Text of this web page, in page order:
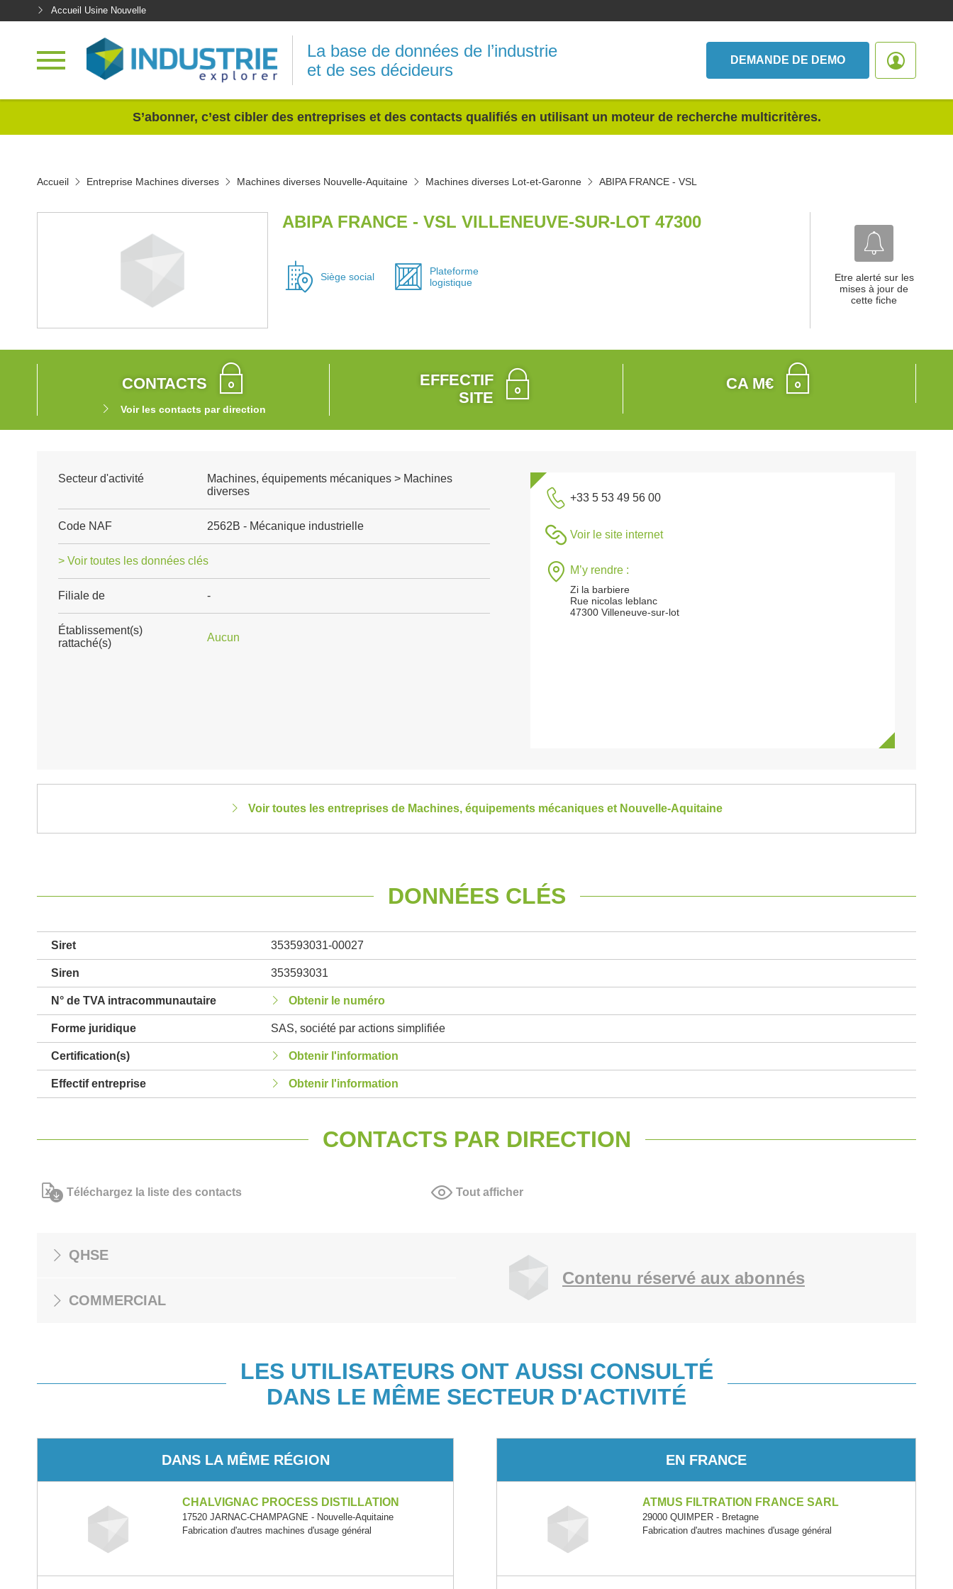
Accueil Usine Nouvelle
La base de données de l’industrie
et de ses décideurs
DEMANDE DE DEMO
S’abonner, c’est cibler des entreprises et des contacts qualifiés en utilisant un moteur de recherche multicritères.
Accueil Entreprise Machines diverses Machines diverses Nouvelle-Aquitaine Machines diverses Lot-et-Garonne ABIPA FRANCE - VSL
ABIPA FRANCE - VSL VILLENEUVE-SUR-LOT 47300
Siège social
Plateforme
logistique
Etre alerté sur les
mises à jour de
cette fiche
CONTACTS
Voir les contacts par direction
EFFECTIF
SITE
CA M€
Secteur d'activité
Machines, équipements mécaniques > Machines
diverses
Code NAF 2562B - Mécanique industrielle
> Voir toutes les données clés
Filiale de -
Établissement(s)
rattaché(s)
Aucun
+33 5 53 49 56 00
Voir le site internet
M’y rendre :
Zi la barbiere
Rue nicolas leblanc
47300 Villeneuve-sur-lot
Voir toutes les entreprises de Machines, équipements mécaniques et Nouvelle-Aquitaine
DONNÉES CLÉS
Siret 353593031-00027
Siren 353593031
N° de TVA intracommunautaire Obtenir le numéro
Forme juridique SAS, société par actions simplifiée
Certification(s) Obtenir l'information
Effectif entreprise Obtenir l'information
CONTACTS PAR DIRECTION
Téléchargez la liste des contacts Tout afficher
QHSE
COMMERCIAL
Contenu réservé aux abonnés
LES UTILISATEURS ONT AUSSI CONSULTÉ
DANS LE MÊME SECTEUR D'ACTIVITÉ
DANS LA MÊME RÉGION
CHALVIGNAC PROCESS DISTILLATION
17520 JARNAC-CHAMPAGNE - Nouvelle-Aquitaine
Fabrication d'autres machines d'usage général
EN FRANCE
ATMUS FILTRATION FRANCE SARL
29000 QUIMPER - Bretagne
Fabrication d'autres machines d'usage général